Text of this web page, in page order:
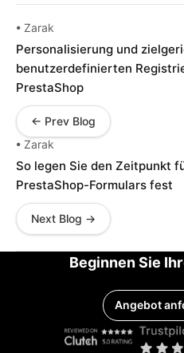
• Zarak
Personalisierung und
benutzerdefinierten
PrestaShop
← Prev Blog
• Zarak
So legen Sie den Zeitpunkt
PrestaShop-Formulars fest
Next Blog →
Beginnen Sie
Angebot